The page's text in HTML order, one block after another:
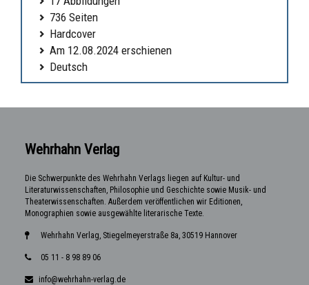
736 Seiten
Hardcover
Am 12.08.2024 erschienen
Deutsch
Wehrhahn Verlag
Die Schwerpunkte des Wehrhahn Verlags liegen auf Kultur- und
Literaturwissenschaften, Philosophie und Geschichte sowie Musik- und
Theaterwissenschaften. Außerdem veröffentlichen wir Editionen,
Monographien sowie ausgewählte literarische Texte.
Wehrhahn Verlag, Stiegelmeyerstraße 8a, 30519 Hannover
05 11 - 8 98 89 06
info@wehrhahn-verlag.de